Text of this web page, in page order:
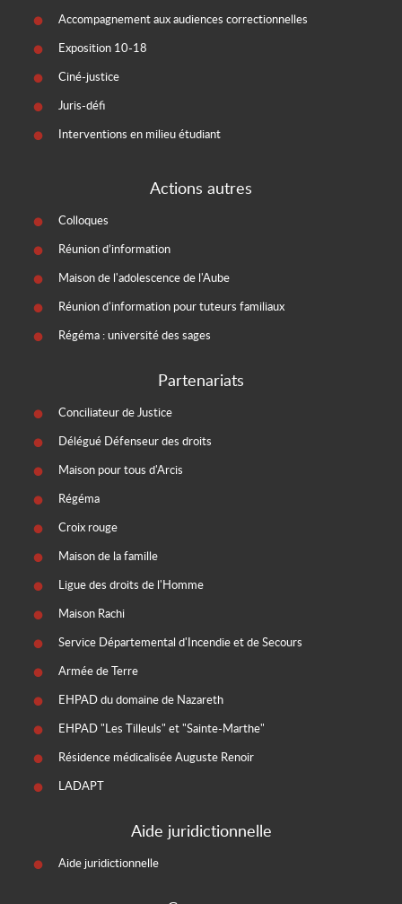
Accompagnement aux audiences correctionnelles
Exposition 10-18
Ciné-justice
Juris-défi
Interventions en milieu étudiant
Actions autres
Colloques
Réunion d’information
Maison de l'adolescence de l'Aube
Réunion d'information pour tuteurs familiaux
Régéma : université des sages
Partenariats
Conciliateur de Justice
Délégué Défenseur des droits
Maison pour tous d'Arcis
Régéma
Croix rouge
Maison de la famille
Ligue des droits de l'Homme
Maison Rachi
Service Départemental d'Incendie et de Secours
Armée de Terre
EHPAD du domaine de Nazareth
EHPAD "Les Tilleuls" et "Sainte-Marthe"
Résidence médicalisée Auguste Renoir
LADAPT
Aide juridictionnelle
Aide juridictionnelle